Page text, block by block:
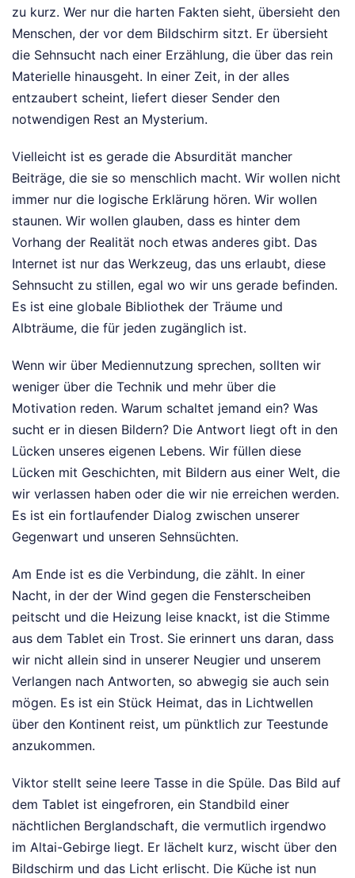
zu kurz. Wer nur die harten Fakten sieht, übersieht den
Menschen, der vor dem Bildschirm sitzt. Er übersieht
die Sehnsucht nach einer Erzählung, die über das rein
Materielle hinausgeht. In einer Zeit, in der alles
entzaubert scheint, liefert dieser Sender den
notwendigen Rest an Mysterium.
Vielleicht ist es gerade die Absurdität mancher
Beiträge, die sie so menschlich macht. Wir wollen nicht
immer nur die logische Erklärung hören. Wir wollen
staunen. Wir wollen glauben, dass es hinter dem
Vorhang der Realität noch etwas anderes gibt. Das
Internet ist nur das Werkzeug, das uns erlaubt, diese
Sehnsucht zu stillen, egal wo wir uns gerade befinden.
Es ist eine globale Bibliothek der Träume und
Albträume, die für jeden zugänglich ist.
Wenn wir über Mediennutzung sprechen, sollten wir
weniger über die Technik und mehr über die
Motivation reden. Warum schaltet jemand ein? Was
sucht er in diesen Bildern? Die Antwort liegt oft in den
Lücken unseres eigenen Lebens. Wir füllen diese
Lücken mit Geschichten, mit Bildern aus einer Welt, die
wir verlassen haben oder die wir nie erreichen werden.
Es ist ein fortlaufender Dialog zwischen unserer
Gegenwart und unseren Sehnsüchten.
Am Ende ist es die Verbindung, die zählt. In einer
Nacht, in der der Wind gegen die Fensterscheiben
peitscht und die Heizung leise knackt, ist die Stimme
aus dem Tablet ein Trost. Sie erinnert uns daran, dass
wir nicht allein sind in unserer Neugier und unserem
Verlangen nach Antworten, so abwegig sie auch sein
mögen. Es ist ein Stück Heimat, das in Lichtwellen
über den Kontinent reist, um pünktlich zur Teestunde
anzukommen.
Viktor stellt seine leere Tasse in die Spüle. Das Bild auf
dem Tablet ist eingefroren, ein Standbild einer
nächtlichen Berglandschaft, die vermutlich irgendwo
im Altai-Gebirge liegt. Er lächelt kurz, wischt über den
Bildschirm und das Licht erlischt. Die Küche ist nun